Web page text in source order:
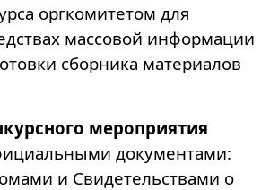
оргкомитетом для
массовой информации
сборника материалов
мероприятия
документами:
и Свидетельствами о